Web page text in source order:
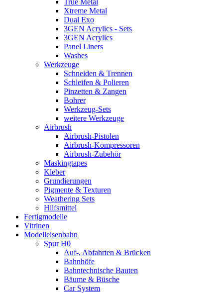
True Metal
Xtreme Metal
Dual Exo
3GEN Acrylics - Sets
3GEN Acrylics
Panel Liners
Washes
Werkzeuge
Schneiden & Trennen
Schleifen & Polieren
Pinzetten & Zangen
Bohrer
Werkzeug-Sets
weitere Werkzeuge
Airbrush
Airbrush-Pistolen
Airbrush-Kompressoren
Airbrush-Zubehör
Maskingtapes
Kleber
Grundierungen
Pigmente & Texturen
Weathering Sets
Hilfsmittel
Fertigmodelle
Vitrinen
Modelleisenbahn
Spur H0
Auf-, Abfahrten & Brücken
Bahnhöfe
Bahntechnische Bauten
Bäume & Büsche
Car System